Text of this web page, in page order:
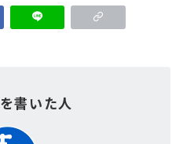
書いた人